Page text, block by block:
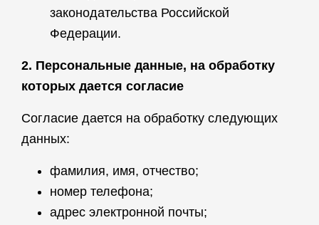
законодательства Российской
Федерации.
2. Персональные данные, на обработку
которых дается согласие
Согласие дается на обработку следующих
данных:
фамилия, имя, отчество;
номер телефона;
адрес электронной почты;